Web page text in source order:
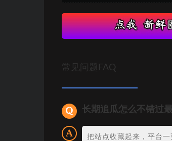
常见问题FAQ
长期追瓜怎么不错过
把站点收藏起来，平台一